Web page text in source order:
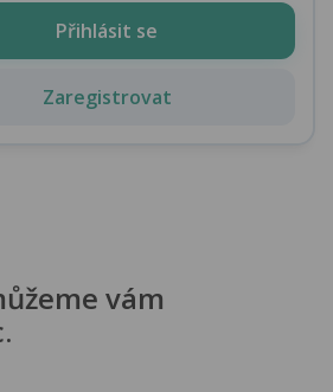
Přihlásit se
Zaregistrovat
vám